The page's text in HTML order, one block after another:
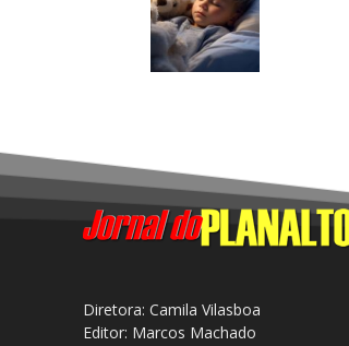
Diretora: Camila Vilasboa
Editor: Marcos Machado